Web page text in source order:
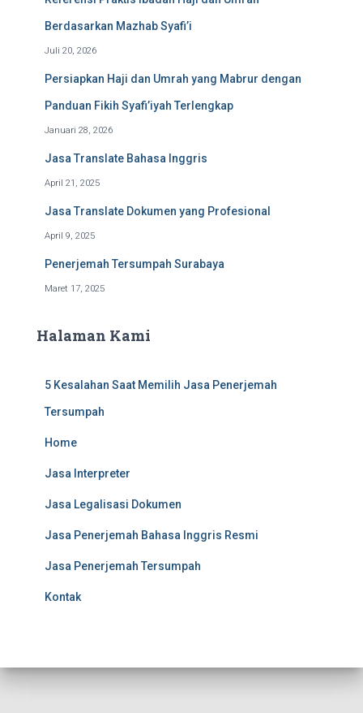
Berdasarkan Mazhab Syafi’i
Juli 20, 2026
Persiapkan Haji dan Umrah yang Mabrur dengan
Panduan Fikih Syafi’iyah Terlengkap
Januari 28, 2026
Jasa Translate Bahasa Inggris
April 21, 2025
Jasa Translate Dokumen yang Profesional
April 9, 2025
Penerjemah Tersumpah Surabaya
Maret 17, 2025
Halaman Kami
5 Kesalahan Saat Memilih Jasa Penerjemah
Tersumpah
Home
Jasa Interpreter
Jasa Legalisasi Dokumen
Jasa Penerjemah Bahasa Inggris Resmi
Jasa Penerjemah Tersumpah
Kontak